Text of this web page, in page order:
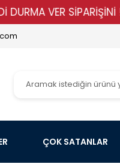
VER SİPARİŞİNİ !!!
ÇOK SATANLAR